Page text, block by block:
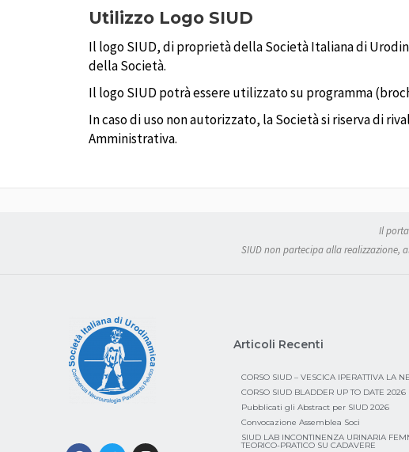
Utilizzo Logo SIUD
Il logo SIUD, di proprietà della Società Italiana di
della Società.
Il logo SIUD potrà essere utilizzato su programma
In caso di uso non autorizzato, la Società si riserva di
Amministrativa.
Il
SIUD non partecipa alla realizzazione,
Articoli Recenti
CORSO SIUD – VESCICA IPERATTIVA LA
CORSO SIUD BLADDER UP TO DATE 2026
Pubblicati gli Abstract per SIUD 2026
Convocazione Assemblea Soci
SIUD LAB INCONTINENZA URINARIA
TEORICO-PRATICO SU CADAVERE